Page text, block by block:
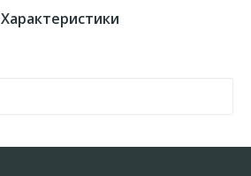
Характеристики